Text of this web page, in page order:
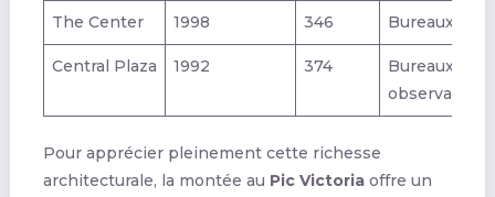
The Center 1998 346 Bureaux
Central Plaza 1992 374
Bureaux,
observatoire
Pour apprécier pleinement cette richesse
architecturale, la montée au Pic Victoriaoffre un